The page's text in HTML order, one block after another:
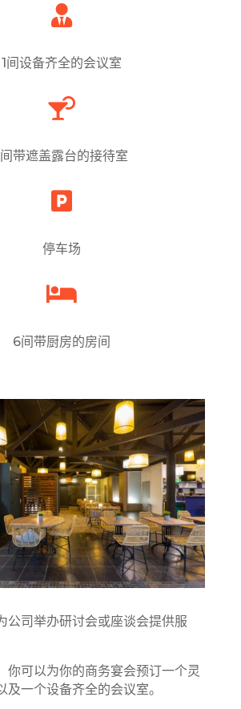

1间设备齐全的会议室

带遮盖露台的接待室

停车场

6间带厨房的房间
公司举办研讨会或座谈会提供服
你可以为你的商务宴会预订一个灵
及一个设备齐全的会议室。